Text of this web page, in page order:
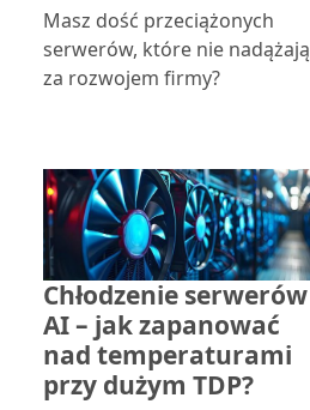
Masz dość przeciążonych
serwerów, które nie nadążają
za rozwojem firmy?
Chłodzenie serwerów
AI – jak zapanować
nad temperaturami
przy dużym TDP?